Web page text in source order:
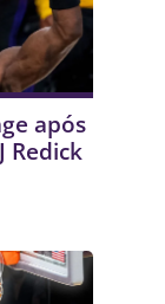
após
Redick